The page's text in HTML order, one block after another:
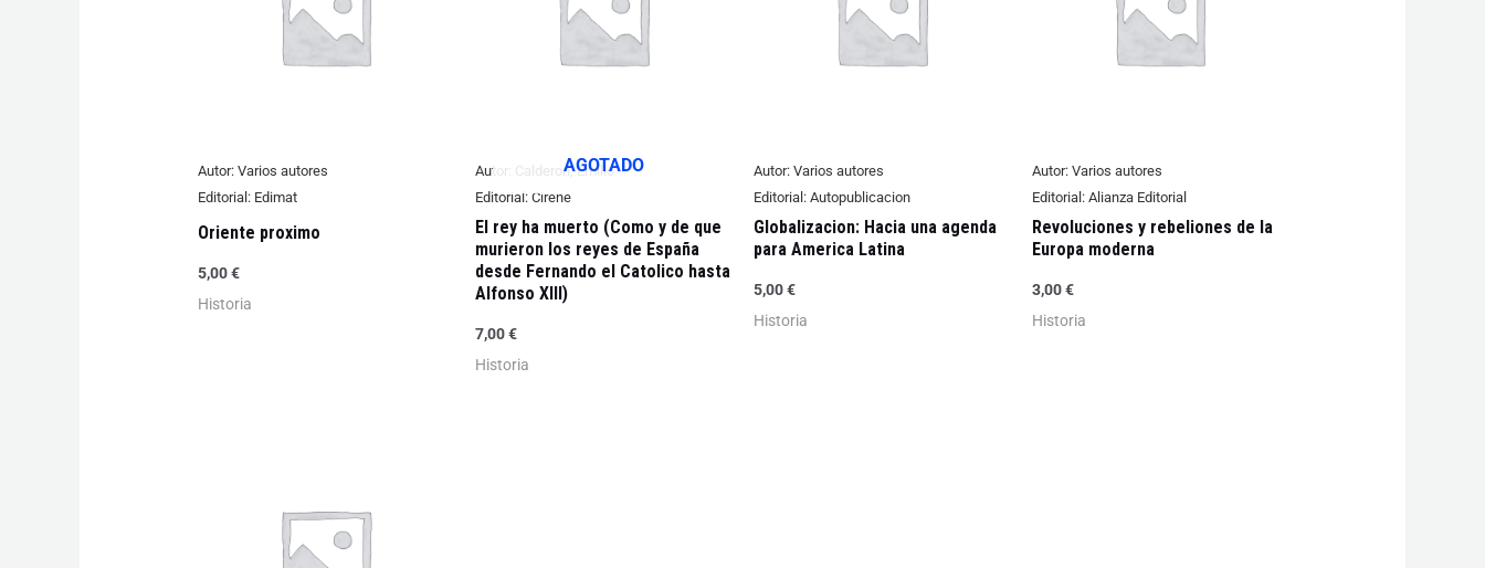
Autor:Varios autores
Editorial:Edimat
Oriente proximo
5,00€
Historia
AGOTADO
Autor: Calderon, Emilio
Editorial: Cirene
El rey ha muerto (Como y de que
murieron los reyes de España
desde Fernando el Catolico hasta
Alfonso XIII)
7,00€
Historia
Autor: Varios autores
Editorial: Autopublicacion
Globalizacion: Hacia una agenda
para America Latina
5,00€
Historia
Autor:Varios autores
Editorial:Alianza Editorial
Revoluciones y rebeliones de la
Europa moderna
3,00€
Historia